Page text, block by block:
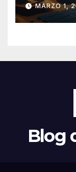
MARZO 1,
Blog